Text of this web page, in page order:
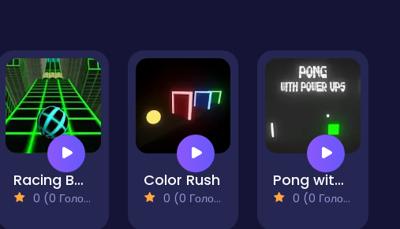
Racing Ball 3D
0 (0 Голосів)
Color Rush
0 (0 Голосів)
Pong with Power Ups
0 (0 Голосів)